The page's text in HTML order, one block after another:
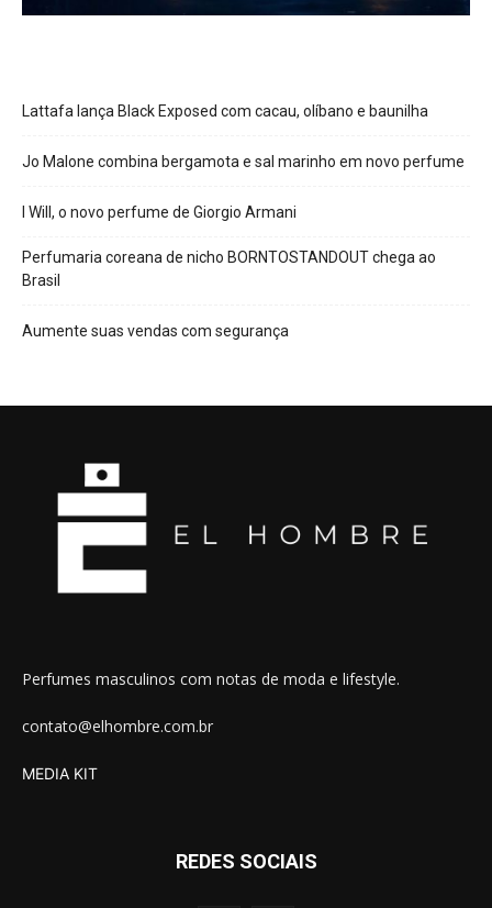
Lattafa lança Black Exposed com cacau, olíbano e baunilha
Jo Malone combina bergamota e sal marinho em novo perfume
I Will, o novo perfume de Giorgio Armani
Perfumaria coreana de nicho BORNTOSTANDOUT chega ao
Brasil
Aumente suas vendas com segurança
Perfumes masculinos com notas de moda e lifestyle.
contato@elhombre.com.br
MEDIA KIT
REDES SOCIAIS